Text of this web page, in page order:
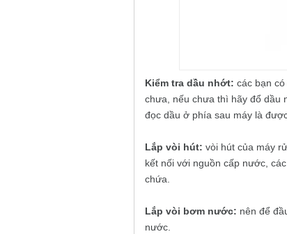
Kiểm tra dầu nhớt: các bạn
chưa, nếu chưa thì hãy đổ dầu
đọc dầu ở phía sau máy là
Lắp vòi hút: vòi hút của máy
kết nối với nguồn cấp nước,
chứa.
Lắp vòi bơm nước: nên để
nước.